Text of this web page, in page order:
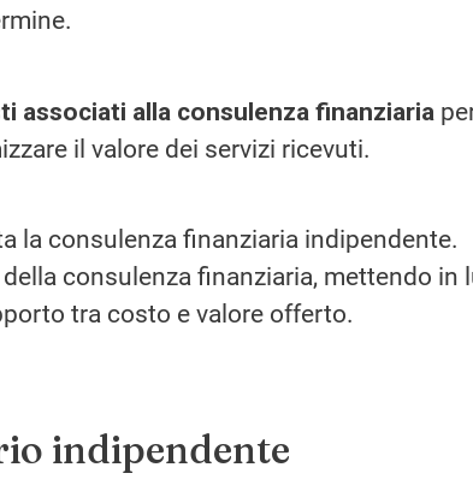
associati alla consulenza finanziaria
il valore dei servizi ricevuti.
la consulenza finanziaria indipendente.
consulenza finanziaria, mettendo in
tra costo e valore offerto.
indipendente